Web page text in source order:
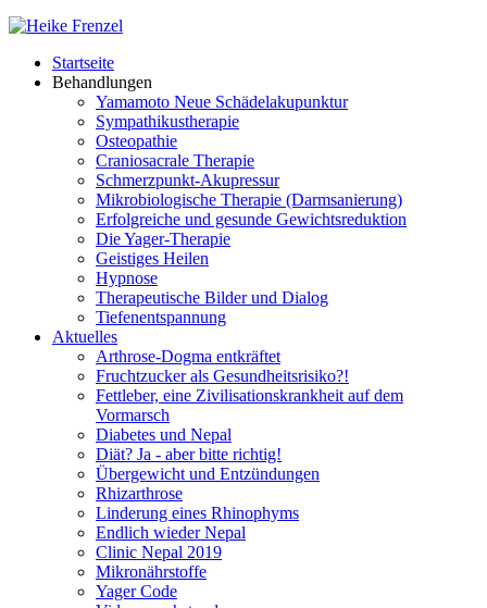
Startseite
Behandlungen
Yamamoto Neue Schädelakupunktur
Sympathikustherapie
Osteopathie
Craniosacrale Therapie
Schmerzpunkt-Akupressur
Mikrobiologische Therapie (Darmsanierung)
Erfolgreiche und gesunde Gewichtsreduktion
Die Yager-Therapie
Geistiges Heilen
Hypnose
Therapeutische Bilder und Dialog
Tiefenentspannung
Aktuelles
Arthrose-Dogma entkräftet
Fruchtzucker als Gesundheitsrisiko?!
Fettleber, eine Zivilisationskrankheit auf dem
Vormarsch
Diabetes und Nepal
Diät? Ja - aber bitte richtig!
Übergewicht und Entzündungen
Rhizarthrose
Linderung eines Rhinophyms
Endlich wieder Nepal
Clinic Nepal 2019
Mikronährstoffe
Yager Code